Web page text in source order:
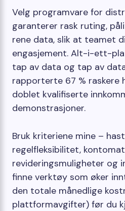
Velg programvare for
garanterer rask ruting,
rene data, slik at teamet
engasjement. Alt-i-ett-
tap av data og tap av
rapporterte 67 % raskere
doblet kvalifiserte
demonstrasjoner.
Bruk kriteriene mine –
regelfleksibilitet,
revideringsmuligheter og
finne verktøy som øker
den totale månedlige
plattformavgifter) før du